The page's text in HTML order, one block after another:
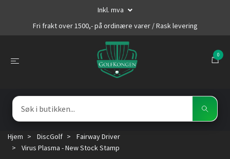
Inkl. mva
Fri frakt over 1500,- på ordinære varer / Rask levering
0
Hjem DiscGolf
Fairway Driver
Virus Plasma - New Stock Stamp